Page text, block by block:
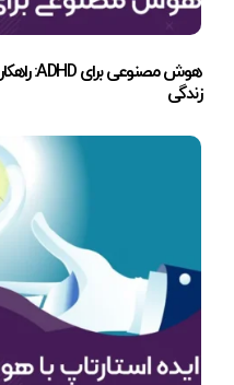
هوش مصنوعی برای ADHD: راهکاری نوین برای مدیریت تمرکز و بهبود
زندگی